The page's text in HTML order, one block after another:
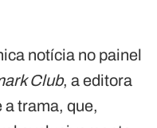
notícia no painel
Club, a editora
trama, que,